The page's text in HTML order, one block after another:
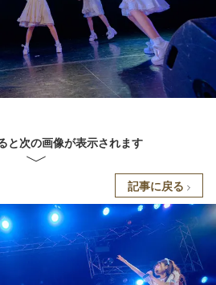
と次の画像が表示されます
記事に戻る